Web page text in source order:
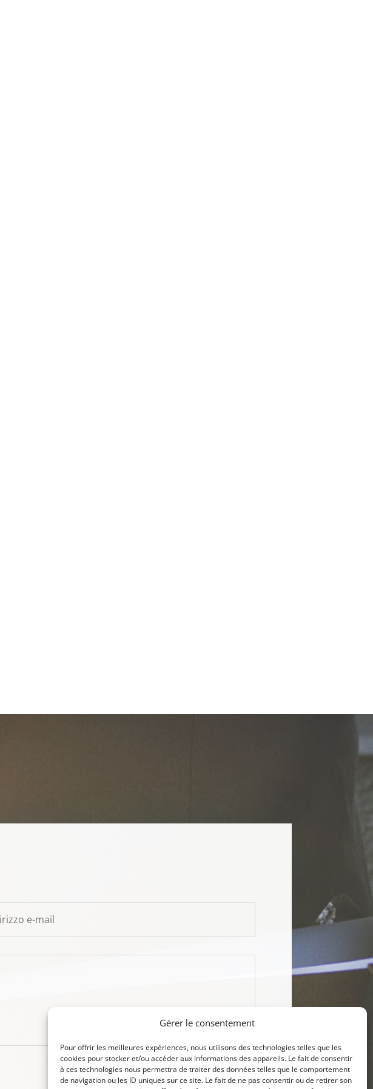
Gérer le consentement
Pour offrir les meilleures expériences, nous utilisons des technologies telles que les
cookies pour stocker et/ou accéder aux informations des appareils. Le fait de consentir
à ces technologies nous permettra de traiter des données telles que le comportement
de navigation ou les ID uniques sur ce site. Le fait de ne pas consentir ou de retirer son
INVIA